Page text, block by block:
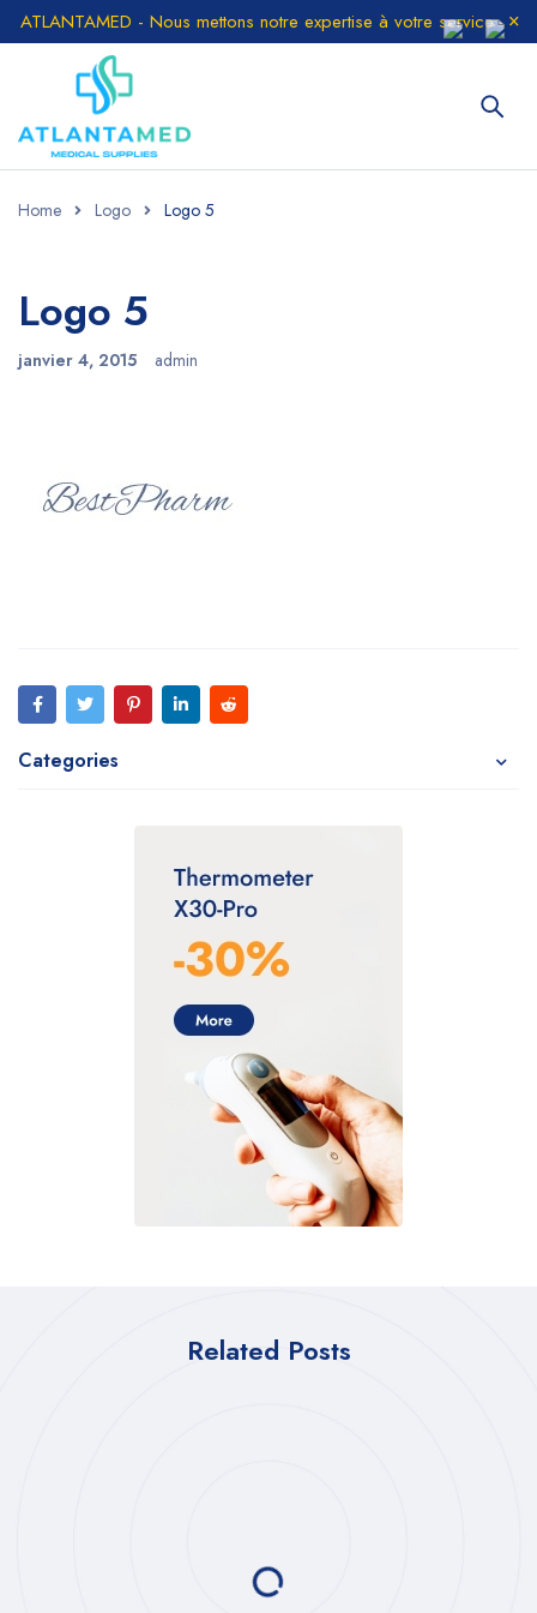
ATLANTAMED - Nous mettons notre expertise à votre service
Home Logo Logo 5
Logo 5
janvier 4, 2015 admin
Categories
Related Posts